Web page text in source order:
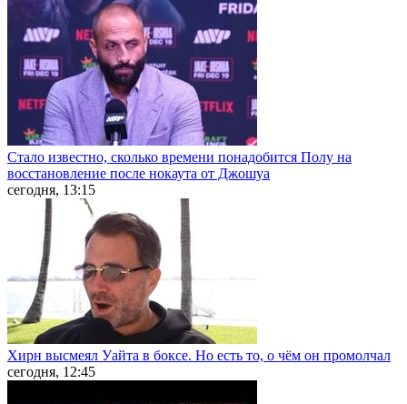
Стало известно, сколько времени понадобится Полу на
восстановление после нокаута от Джошуа
сегодня, 13:15
Хирн высмеял Уайта в боксе. Но есть то, о чём он промолчал
сегодня, 12:45